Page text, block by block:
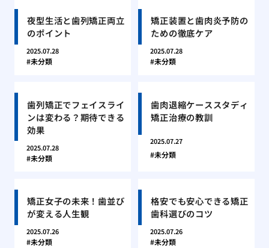
夜型生活と歯列矯正両立
のポイント
2025.07.28
未分類
矯正装置と歯肉炎予防の
ための徹底ケア
2025.07.28
未分類
歯列矯正でフェイスライ
ンは変わる？期待できる
効果
2025.07.28
未分類
歯肉退縮ケーススタディ
矯正治療の教訓
2025.07.27
未分類
矯正女子の未来！歯並び
が変える人生観
2025.07.26
未分類
格安でも安心できる矯正
歯科選びのコツ
2025.07.26
未分類